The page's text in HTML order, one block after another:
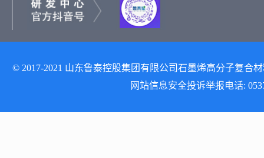
© 2017-2021 山东鲁泰控股集团有限公司石墨烯高分子复合
网站信息安全投诉举报电话: